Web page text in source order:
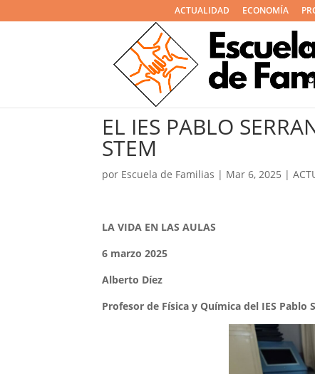
ACTUALIDAD ECONOMÍA
EL IES PABLO
STEM
por Escuela de Familias | Mar 6, 2025 |
LA VIDA EN LAS AULAS
6 marzo 2025
Alberto Díez
Profesor de Física y Química del IES Pablo